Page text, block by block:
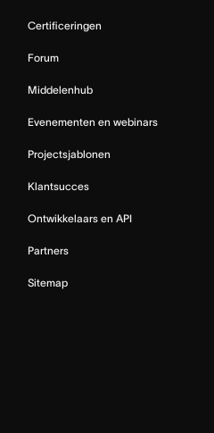
Certificeringen
Forum
Middelenhub
Evenementen en webinars
Projectsjablonen
Klantsucces
Ontwikkelaars en API
Partners
Sitemap